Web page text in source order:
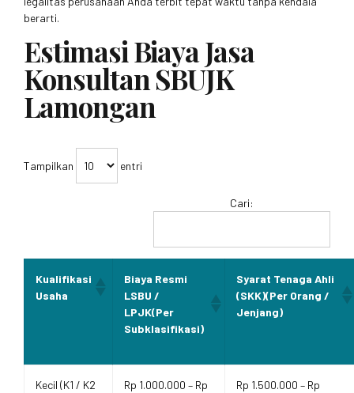
berarti.
Estimasi Biaya Jasa
Konsultan SBUJK
Lamongan
Tampilkan entri
Cari:
Kualifikasi
Usaha
Biaya Resmi
LSBU /
LPJK(Per
Subklasifikasi)
Syarat Tenaga Ahli
(SKK)(Per Orang /
Jenjang)
Kecil (K1 / K2
Rp 1.000.000 – Rp
Rp 1.500.000 – Rp